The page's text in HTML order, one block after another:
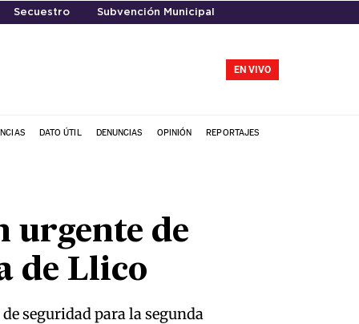
Secuestro Subvención Municipal
EN VIVO
DATO ÚTIL DENUNCIAS OPINIÓN REPORTAJES
urgente de
de Llico
seguridad para la segunda